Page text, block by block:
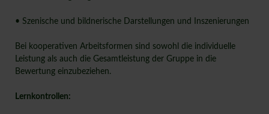
• Szenische und bildnerische Darstellungen und Inszenierungen
Bei kooperativen Arbeitsformen sind sowohl die individuelle
Leistung als auch die Gesamtleistung der Gruppe in die
Bewertung einzubeziehen.
Lernkontrollen: